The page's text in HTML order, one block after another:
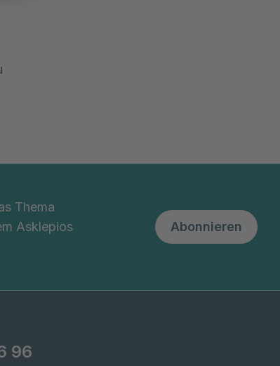
Thema
Asklepios
Abonnieren
96